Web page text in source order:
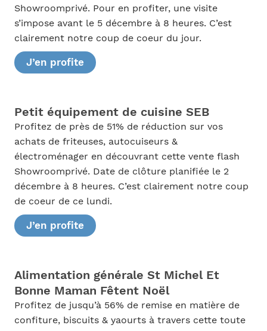
Showroomprivé. Pour en profiter, une visite
s’impose avant le 5 décembre à 8 heures. C’est
clairement notre coup de coeur du jour.
J’en profite
Petit équipement de cuisine SEB
Profitez de près de 51% de réduction sur vos
achats de friteuses, autocuiseurs &
électroménager en découvrant cette vente flash
Showroomprivé. Date de clôture planifiée le 2
décembre à 8 heures. C’est clairement notre coup
de coeur de ce lundi.
J’en profite
Alimentation générale St Michel Et
Bonne Maman Fêtent Noël
Profitez de jusqu’à 56% de remise en matière de
confiture, biscuits & yaourts à travers cette toute